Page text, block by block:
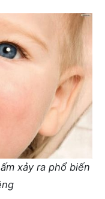
xảy ra phổ biến